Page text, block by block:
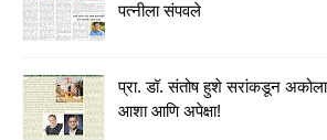
पत्नीला संपवले
प्रा. डॉ. संतोष हुशे सरांकडून अकोला
आशा आणि अपेक्षा!